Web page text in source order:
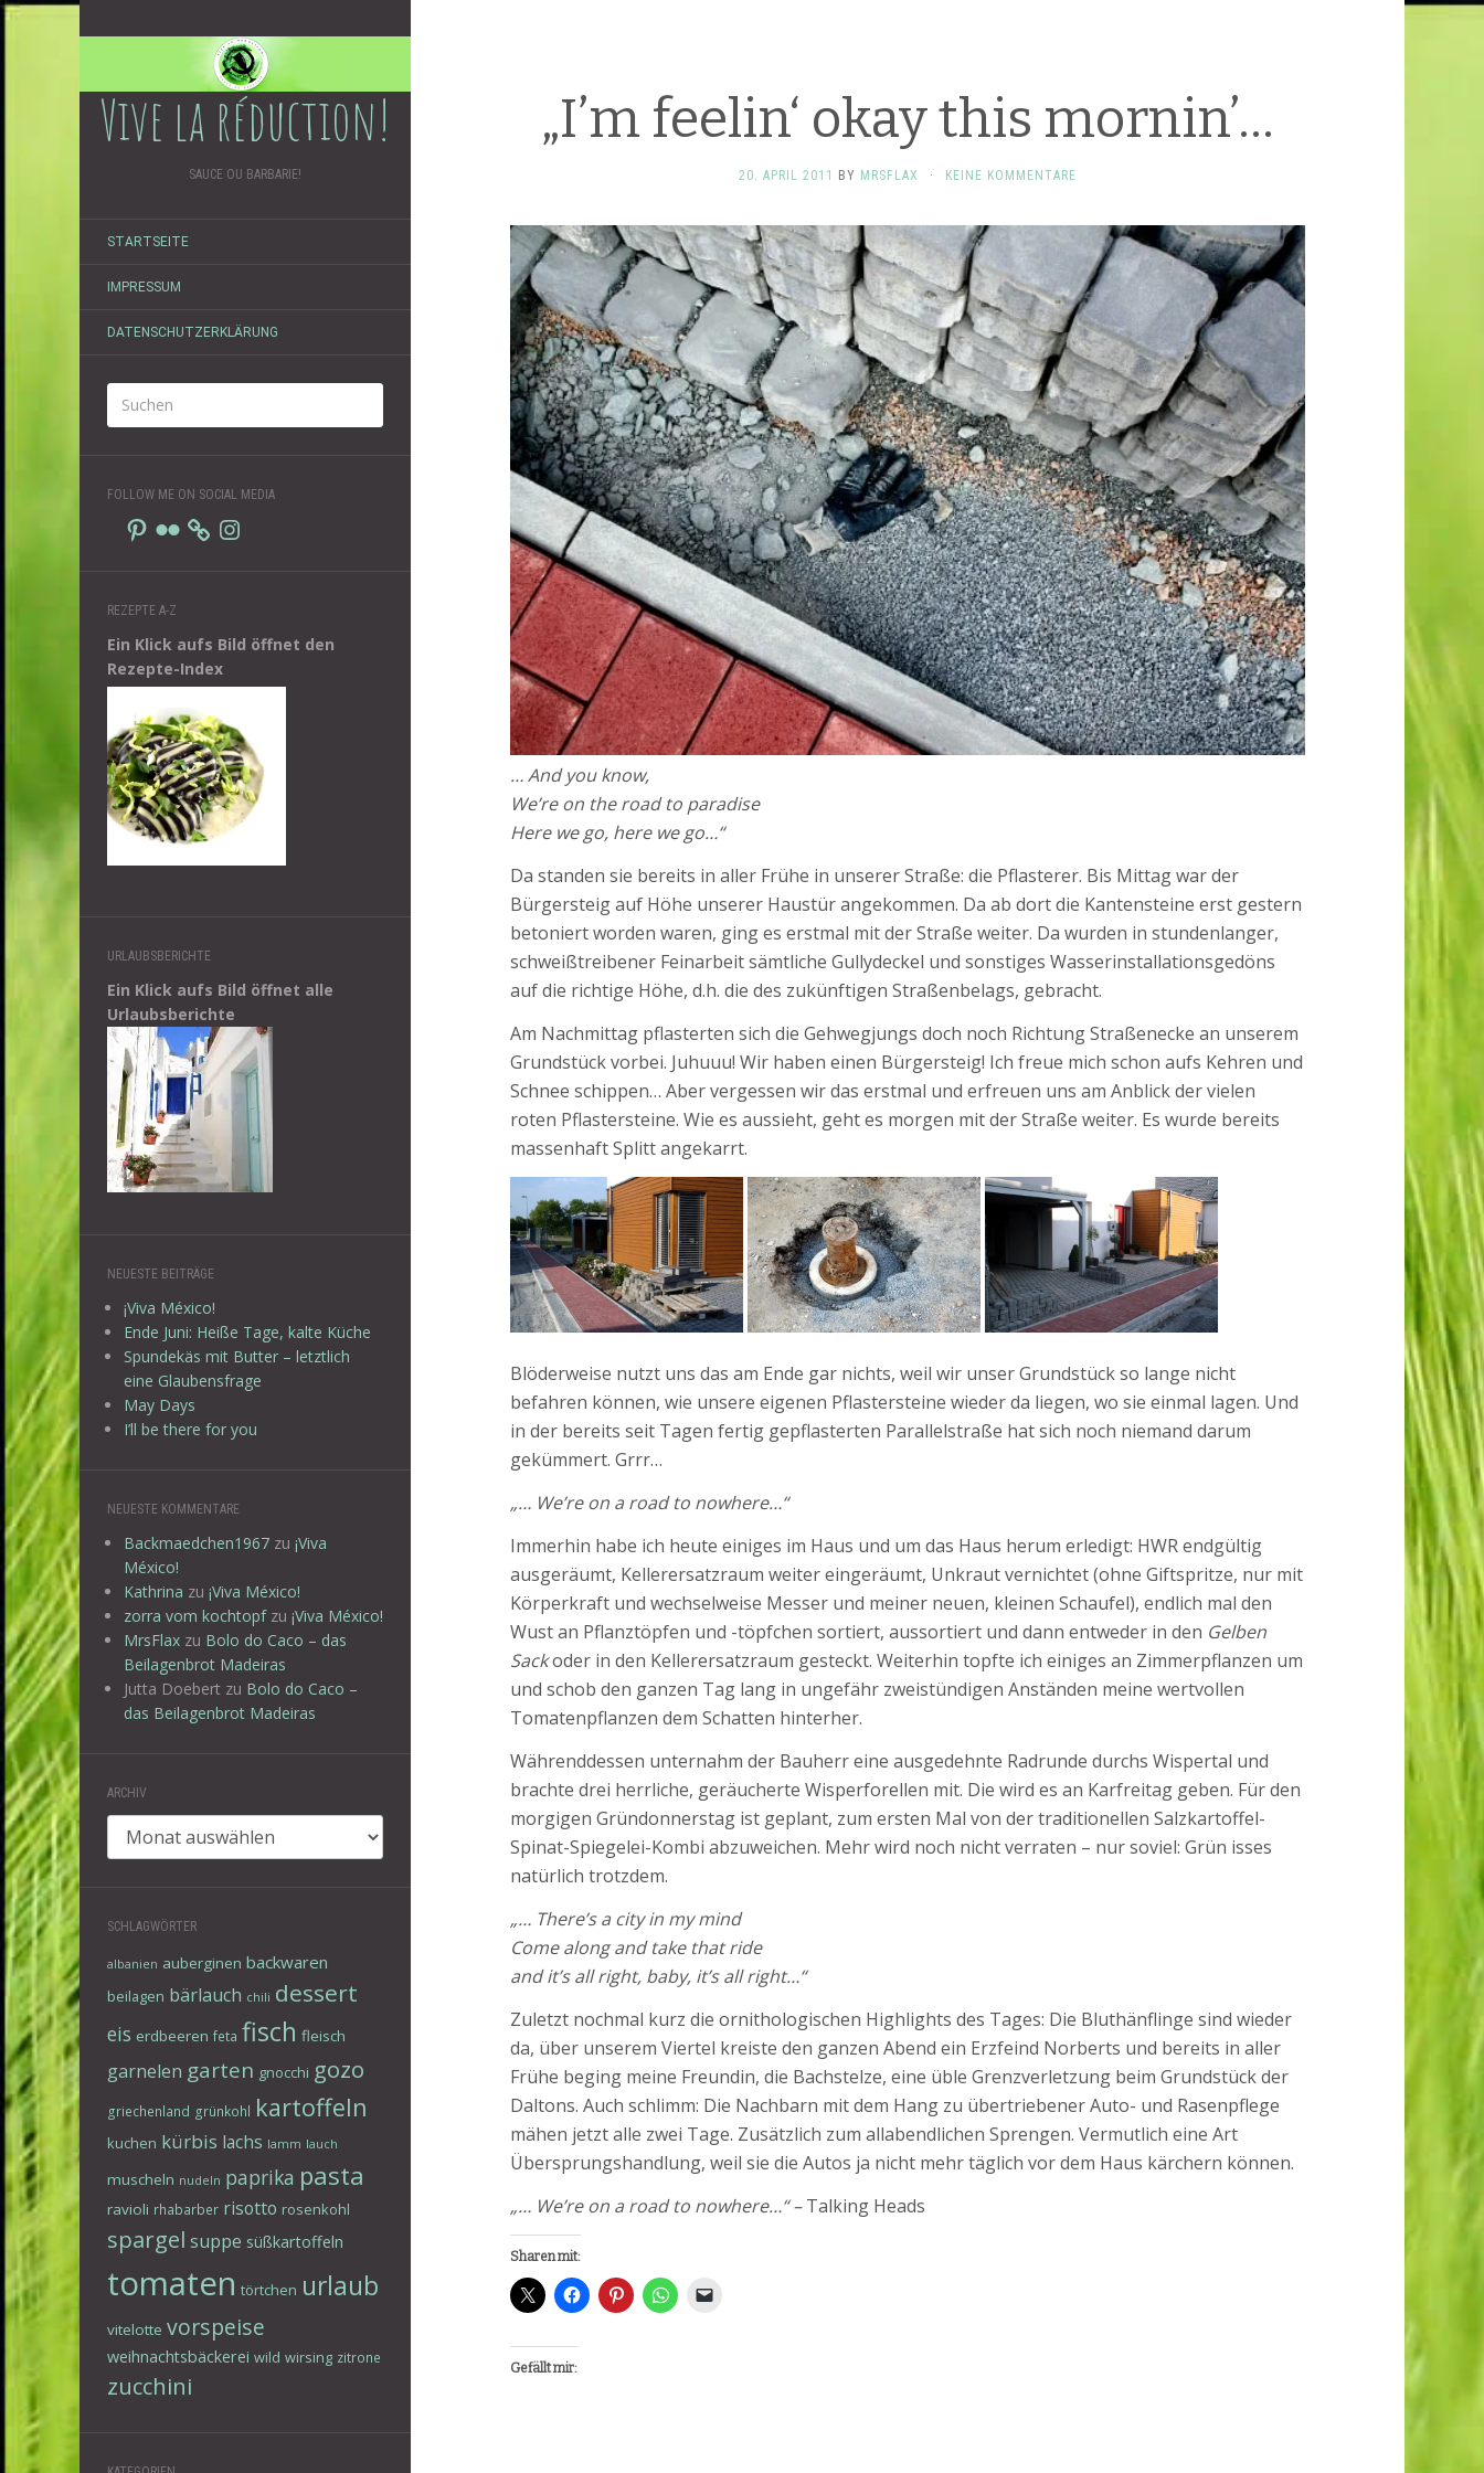
Vive la réduction!
SAUCE OU BARBARIE!
STARTSEITE
IMPRESSUM
DATENSCHUTZERKLÄRUNG
FOLLOW ME ON SOCIAL MEDIA
Pinterest
Flickr Instagram
REZEPTE A-Z
Ein Klick aufs Bild öffnet den
Rezepte-Index
URLAUBSBERICHTE
Ein Klick aufs Bild öffnet alle
Urlaubsberichte
NEUESTE BEITRÄGE
¡Viva México!
Ende Juni: Heiße Tage, kalte Küche
Spundekäs mit Butter – letztlich
eine Glaubensfrage
May Days
I’ll be there for you
NEUESTE KOMMENTARE
Backmaedchen1967 zu ¡Viva
México!
Kathrina zu ¡Viva México!
zorra vom kochtopfzu ¡Viva México!
MrsFlax zu Bolo do Caco – das
Beilagenbrot Madeiras
Jutta Doebert zu Bolo do Caco –
das Beilagenbrot Madeiras
ARCHIV
SCHLAGWÖRTER
albanien auberginen backwaren
beilagen bärlauch chili dessert
eis erdbeeren feta fisch fleisch
garnelen garten gnocchi gozo
griechenland grünkohl kartoffeln
kuchen kürbis lachs lamm lauch
muscheln nudeln paprika pasta
ravioli rhabarber risotto rosenkohl
spargel suppe süßkartoffeln
tomaten törtchen urlaub
vitelotte vorspeise
weihnachtsbäckerei wild wirsing zitrone
zucchini
„I’m feelin‘ okay this mornin’…
20. APRIL 2011 BY MRSFLAX · KEINE KOMMENTARE
… And you know,
We’re on the road to paradise
Here we go, here we go…“
Da standen sie bereits in aller Frühe in unserer Straße: die Pflasterer. Bis Mittag war der
Bürgersteig auf Höhe unserer Haustür angekommen. Da ab dort die Kantensteine erst gestern
betoniert worden waren, ging es erstmal mit der Straße weiter. Da wurden in stundenlanger,
schweißtreibener Feinarbeit sämtliche Gullydeckel und sonstiges Wasserinstallationsgedöns
auf die richtige Höhe, d.h. die des zukünftigen Straßenbelags, gebracht.
Am Nachmittag pflasterten sich die Gehwegjungs doch noch Richtung Straßenecke an unserem
Grundstück vorbei. Juhuuu! Wir haben einen Bürgersteig! Ich freue mich schon aufs Kehren und
Schnee schippen… Aber vergessen wir das erstmal und erfreuen uns am Anblick der vielen
roten Pflastersteine. Wie es aussieht, geht es morgen mit der Straße weiter. Es wurde bereits
massenhaft Splitt angekarrt.
Blöderweise nutzt uns das am Ende gar nichts, weil wir unser Grundstück so lange nicht
befahren können, wie unsere eigenen Pflastersteine wieder da liegen, wo sie einmal lagen. Und
in der bereits seit Tagen fertig gepflasterten Parallelstraße hat sich noch niemand darum
gekümmert. Grrr…
„… We’re on a road to nowhere…“
Immerhin habe ich heute einiges im Haus und um das Haus herum erledigt: HWR endgültig
ausgeräumt, Kellerersatzraum weiter eingeräumt, Unkraut vernichtet (ohne Giftspritze, nur mit
Körperkraft und wechselweise Messer und meiner neuen, kleinen Schaufel), endlich mal den
Wust an Pflanztöpfen und -töpfchen sortiert, aussortiert und dann entweder in den Gelben
Sackoder in den Kellerersatzraum gesteckt. Weiterhin topfte ich einiges an Zimmerpflanzen um
und schob den ganzen Tag lang in ungefähr zweistündigen Anständen meine wertvollen
Tomatenpflanzen dem Schatten hinterher.
Währenddessen unternahm der Bauherr eine ausgedehnte Radrunde durchs Wispertal und
brachte drei herrliche, geräucherte Wisperforellen mit. Die wird es an Karfreitag geben. Für den
morgigen Gründonnerstag ist geplant, zum ersten Mal von der traditionellen Salzkartoffel-
Spinat-Spiegelei-Kombi abzuweichen. Mehr wird noch nicht verraten – nur soviel: Grün isses
natürlich trotzdem.
„… There’s a city in my mind
Come along and take that ride
and it’s all right, baby, it’s all right…“
Zuletzt nochmal kurz die ornithologischen Highlights des Tages: Die Bluthänflinge sind wieder
da, über unserem Viertel kreiste den ganzen Abend ein Erzfeind Norberts und bereits in aller
Frühe beging meine Freundin, die Bachstelze, eine üble Grenzverletzung beim Grundstück der
Daltons. Auch schlimm: Die Nachbarn mit dem Hang zu übertriebener Auto- und Rasenpflege
mähen jetzt alle zwei Tage. Zusätzlich zum allabendlichen Sprengen. Vermutlich eine Art
Übersprungshandlung, weil sie die Autos ja nicht mehr täglich vor dem Haus kärchern können.
„… We’re on a road to nowhere…“ –Talking Heads
Sharen mit:
Gefällt mir: